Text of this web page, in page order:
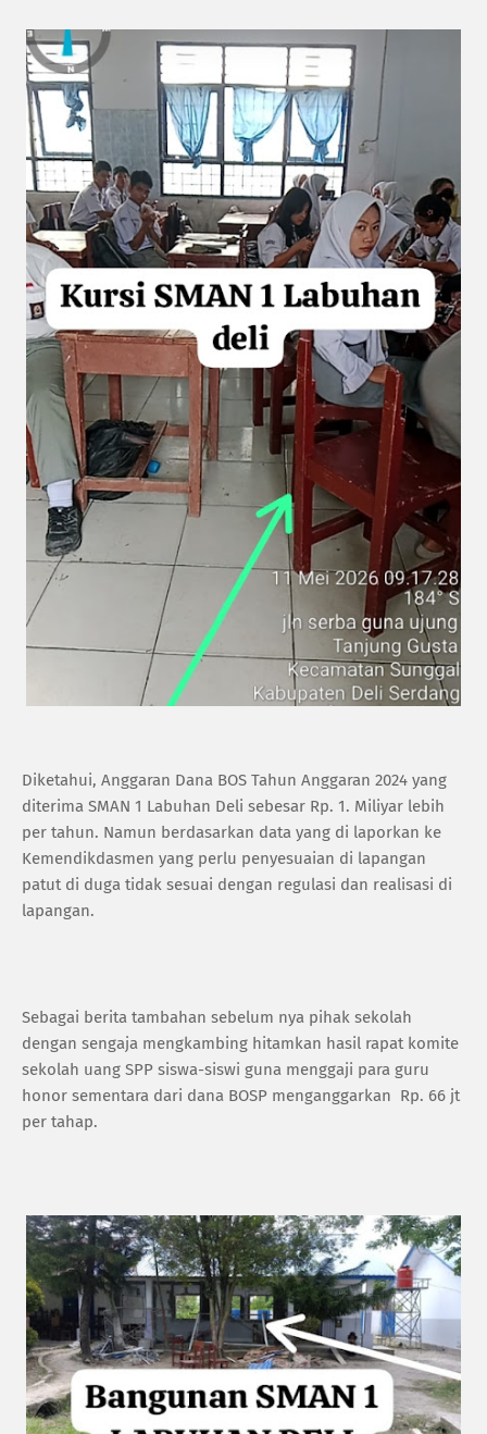
‎Diketahui, Anggaran Dana BOS Tahun Anggaran 2024 yang
diterima SMAN 1 Labuhan Deli sebesar Rp. 1. Miliyar lebih
per tahun. Namun berdasarkan data yang di laporkan ke
Kemendikdasmen yang perlu penyesuaian di lapangan
patut di duga tidak sesuai dengan regulasi dan realisasi di
lapangan.
‎Sebagai berita tambahan sebelum nya pihak sekolah
dengan sengaja mengkambing hitamkan hasil rapat komite
sekolah uang SPP siswa-siswi guna menggaji para guru
honor sementara dari dana BOSP menganggarkan Rp. 66 jt
per tahap.